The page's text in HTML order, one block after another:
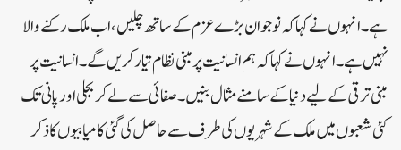
ہے۔ انہوں نے کہا کہ نوجوان بڑے عزم کے ساتھ چلیں، اب ملک رکنے والا
نہیں ہے۔ انہوں نے کہا کہ ہم انسانیت پر مبنی نظام تیار کریں گے۔ انسانیت پر
مبنی ترقی کے لیے دنیا کے سامنے مثال بنیں۔صفائی سے لے کر بجلی اور پانی تک
کئی شعبوں میں ملک کے شہریوں کی طرف سے حاصل کی گئی کامیابیوں کا ذکر